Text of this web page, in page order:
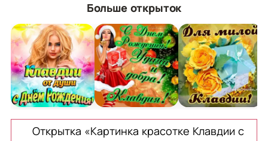
Больше открыток
Открытка «Картинка красотке Клавдии с